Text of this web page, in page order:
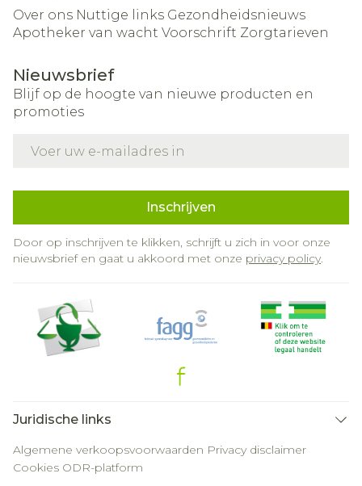
Over ons Nuttige links Gezondheidsnieuws
Apotheker van wacht Voorschrift Zorgtarieven
Nieuwsbrief
Blijf op de hoogte van nieuwe producten en
promoties
Inschrijven
Door op inschrijven te klikken, schrijft u zich in voor onze
nieuwsbrief en gaat u akkoord met onze privacy policy.
Juridische links
Algemene verkoopsvoorwaarden Privacy disclaimer
Cookies ODR-platform